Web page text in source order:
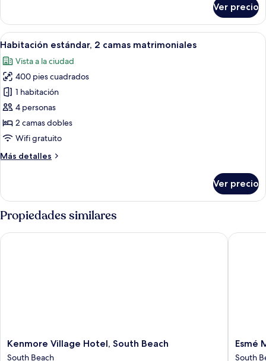
sofá
cama
tradicional,
cama
size
y
sofá
cama
Ver precio
Abrir
todas
las
fotos
de
Habitación
estándar,
2
matrimoniales
Ropa de cama de alta calidad y
7
Habitación estándar, 2 camas matrimoniales
Vista a la ciudad
400 pies cuadrados
1 habitación
4 personas
2 camas dobles
Wifi gratuito
Más detalles
Más
estándar,
2
camas
matrimoniales
Ver precio
Propiedades similares
Kenmore
Village
Kenmore Village Hotel, South Beach
South Beach
Kenmore Village Hotel, South Beach
Esmé
Miami
Esmé
South
Esmé